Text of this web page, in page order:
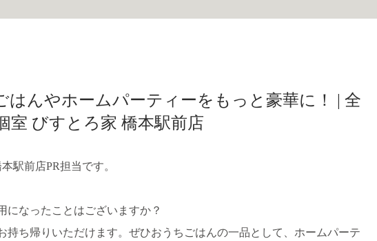
んやホームパーティーをもっと豪華に！ | 全
室 びすとろ家 橋本駅前店
駅前店PR担当です。
になったことはございますか？
持ち帰りいただけます。ぜひおうちごはんの一品として、ホームパーテ